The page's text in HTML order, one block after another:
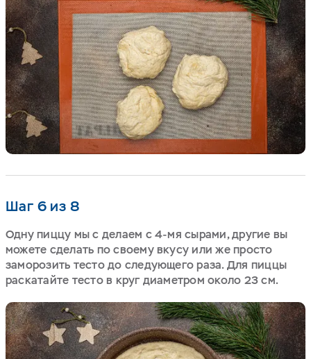
Шаг 6 из 8
Одну пиццу мы с делаем с 4-мя сырами, другие вы
можете сделать по своему вкусу или же просто
заморозить тесто до следующего раза. Для пиццы
раскатайте тесто в круг диаметром около 23 см.